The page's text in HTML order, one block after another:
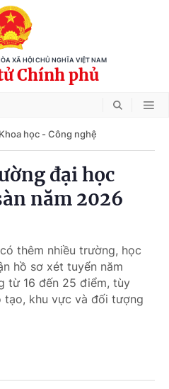
XÃ HỘI CHỦ NGHĨA VIỆT NAM
Chính phủ
Khoa học - Công nghệ
đại học
năm 2026
thêm nhiều trường, học
hồ sơ xét tuyển năm
từ 16 đến 25 điểm, tùy
tạo, khu vực và đối tượng